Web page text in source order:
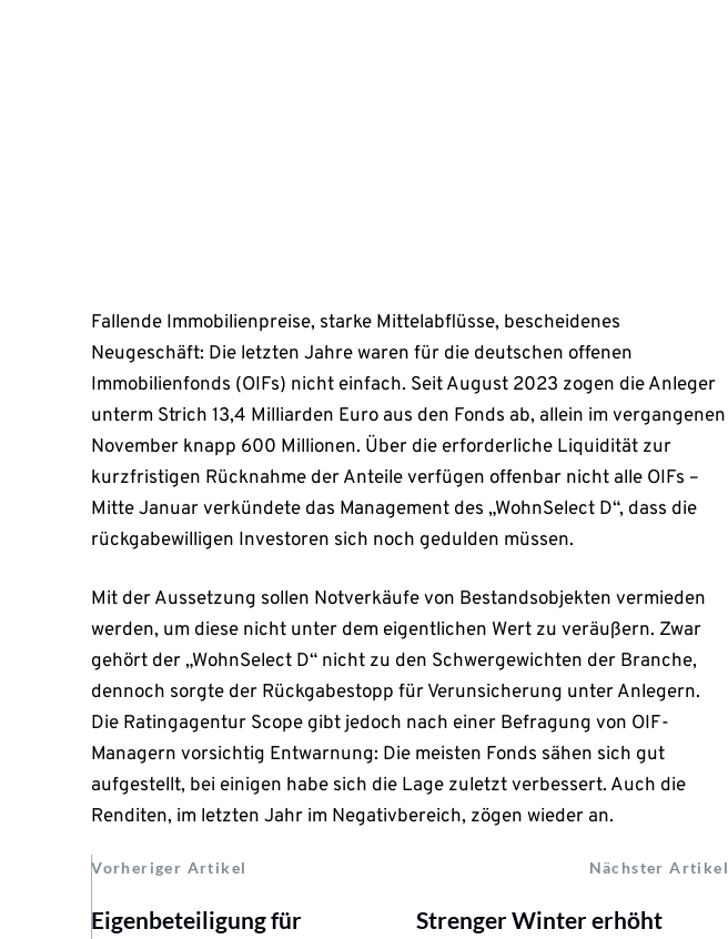
Fallende Immobilienpreise, starke Mittelabflüsse, bescheidenes
Neugeschäft: Die letzten Jahre waren für die deutschen offenen
Immobilienfonds (OIFs) nicht einfach. Seit August 2023 zogen die Anleger
unterm Strich 13,4 Milliarden Euro aus den Fonds ab, allein im vergangenen
November knapp 600 Millionen. Über die erforderliche Liquidität zur
kurzfristigen Rücknahme der Anteile verfügen offenbar nicht alle OIFs –
Mitte Januar verkündete das Management des „WohnSelect D“, dass die
rückgabewilligen Investoren sich noch gedulden müssen.
Mit der Aussetzung sollen Notverkäufe von Bestandsobjekten vermieden
werden, um diese nicht unter dem eigentlichen Wert zu veräußern. Zwar
gehört der „WohnSelect D“ nicht zu den Schwergewichten der Branche,
dennoch sorgte der Rückgabestopp für Verunsicherung unter Anlegern.
Die Ratingagentur Scope gibt jedoch nach einer Befragung von OIF-
Managern vorsichtig Entwarnung: Die meisten Fonds sähen sich gut
aufgestellt, bei einigen habe sich die Lage zuletzt verbessert. Auch die
Renditen, im letzten Jahr im Negativbereich, zögen wieder an.
Vorheriger Artikel Nächster Artikel
Eigenbeteiligung für
Strenger Winter erhöht